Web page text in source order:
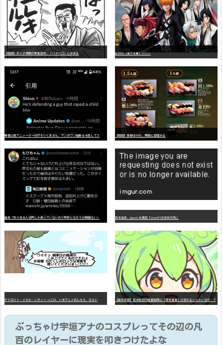
【朗報】ギャグ漫画の最高傑作、「パタリロ」に決まる BLEACH（全７４巻）?!!!!!
【朗報】美樹さやか、愛国に目覚める
識者「我々日本人は円しか使っていないので円安になろうが問題ない」 日本生命、OpenAIを提訴「ChatGPTが非弁行為」
デ
トロイト・メタル・シティー ⇐これ、いまアニメ化したら、えらいことになってたよな？ 【高市悲報】日本政府の成長戦略に「暗号資産」が消えるいったいなぜ…？
ぶっちゃけ宇垣アナのコスプレってその辺の凡
百のレイヤーに現実を叩きつけたよな